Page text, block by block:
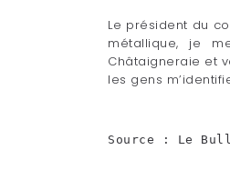
Le président du
métallique, je
Châtaigneraie et
les gens
Source : Le